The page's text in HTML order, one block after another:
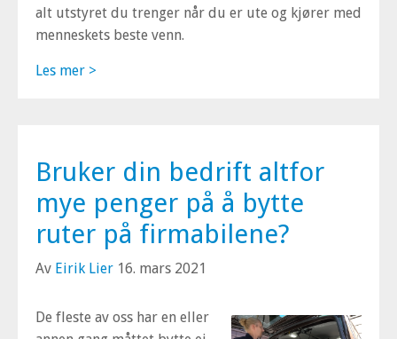
alt utstyret du trenger når du er ute og kjører med
menneskets beste venn.
Les mer >
Bruker din bedrift altfor
mye penger på å bytte
ruter på firmabilene?
Av Eirik Lier 16. mars 2021
De fleste av oss har en eller